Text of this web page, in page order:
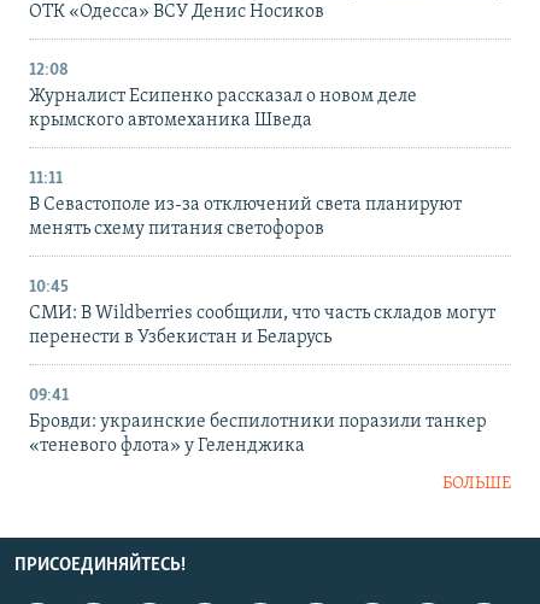
ОТК «Одесса» ВСУ Денис Носиков
12:08
Журналист Есипенко рассказал о новом деле
крымского автомеханика Шведа
11:11
В Севастополе из-за отключений света планируют
менять схему питания светофоров
10:45
СМИ: В Wildberries сообщили, что часть складов могут
перенести в Узбекистан и Беларусь
09:41
Бровди: украинские беспилотники поразили танкер
«теневого флота» у Геленджика
БОЛЬШЕ
ПРИСОЕДИНЯЙТЕСЬ!